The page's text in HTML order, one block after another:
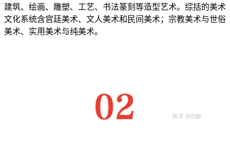
建筑、绘画、雕塑、工艺、书法篆刻等造型艺术。综括的美术
文化系统含宫廷美术、文人美术和民间美术；宗教美术与世俗
美术、实用美术与纯美术。